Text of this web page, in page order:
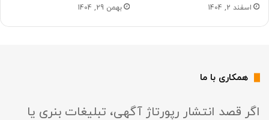
اسفند 2, 1404 بهمن 29, 1404
همکاری با ما
اگر قصد انتشار رپورتاژ آگهی، تبلیغات بنری یا